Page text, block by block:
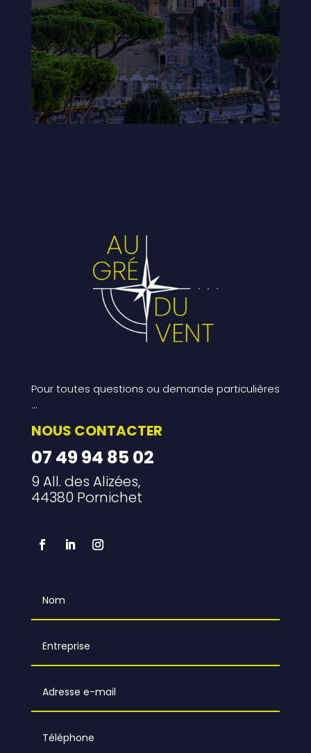
Pour toutes questions ou demande particulières
…
NOUS CONTACTER
07 49 94 85 02
9 All. des Alizées,
44380 Pornichet